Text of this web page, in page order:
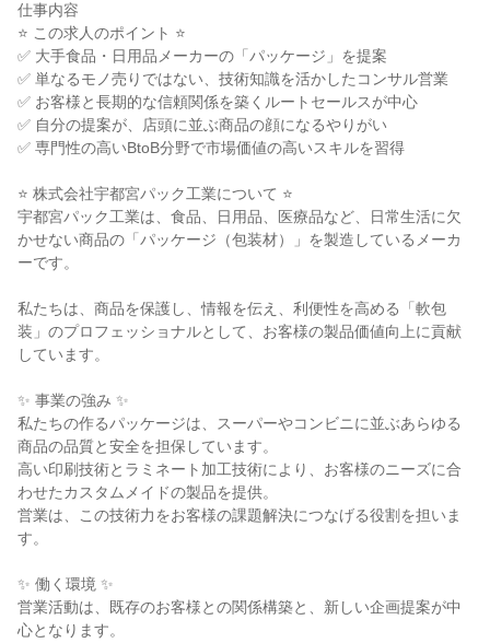
仕事内容
⭐ この求人のポイント ⭐
✅ 大手食品・日用品メーカーの「パッケージ」を提案
✅ 単なるモノ売りではない、技術知識を活かしたコンサル営業
✅ お客様と長期的な信頼関係を築くルートセールスが中心
✅ 自分の提案が、店頭に並ぶ商品の顔になるやりがい
✅ 専門性の高いBtoB分野で市場価値の高いスキルを習得
⭐ 株式会社宇都宮パック工業について ⭐
宇都宮パック工業は、食品、日用品、医療品など、日常生活に欠
かせない商品の「パッケージ（包装材）」を製造しているメーカ
ーです。
私たちは、商品を保護し、情報を伝え、利便性を高める「軟包
装」のプロフェッショナルとして、お客様の製品価値向上に貢献
しています。
✨ 事業の強み ✨
私たちの作るパッケージは、スーパーやコンビニに並ぶあらゆる
商品の品質と安全を担保しています。
高い印刷技術とラミネート加工技術により、お客様のニーズに合
わせたカスタムメイドの製品を提供。
営業は、この技術力をお客様の課題解決につなげる役割を担いま
す。
✨ 働く環境 ✨
営業活動は、既存のお客様との関係構築と、新しい企画提案が中
心となります。